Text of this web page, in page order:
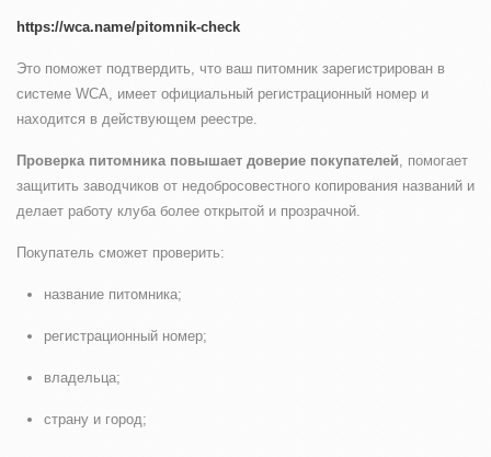
https://wca.name/pitomnik-check
Это поможет подтвердить, что ваш питомник зарегистрирован в
системе WCA, имеет официальный регистрационный номер и
находится в действующем реестре.
Проверка питомника повышает доверие покупателей , помогает
защитить заводчиков от недобросовестного копирования названий и
делает работу клуба более открытой и прозрачной.
Покупатель сможет проверить:
название питомника;
регистрационный номер;
владельца;
страну и город;